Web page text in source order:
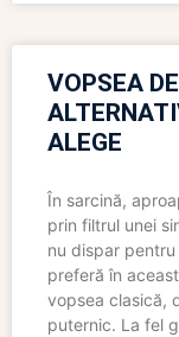
VOPSEA
ALEGE
În sarcină,
prin filtrul unei
nu dispar
preferă în
vopsea clasică,
puternic. La fel